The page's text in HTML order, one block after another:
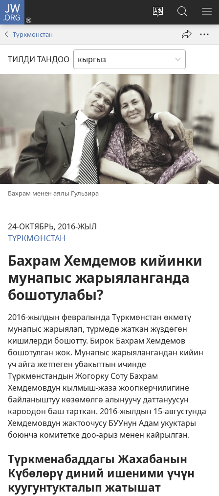
JW.ORG
Башка
тандоо
Кирүү
(жаңы
JW.ORG
сайтынан
издөө
Түркмөнстан
ТИЛДИ ТАНДОО
Бахрам менен аялы Гульзира
24-ОКТЯБРЬ, 2016-ЖЫЛ
ТҮРКМӨНСТАН
Бахрам Хемдемов кийинки
мунапыс жарыяланганда
бошотулабы?
2016-жылдын февралында Түркмөнстан өкмөтү
мунапыс жарыялап, түрмөдө жаткан жүздөгөн
кишилерди бошотту. Бирок Бахрам Хемдемов
бошотулган жок. Мунапыс жарыялангандан кийин
үч айга жетпеген убакыттын ичинде
Түркмөнстандын Жогорку Соту Бахрам
Хемдемовдун кылмыш-жаза жоопкерчилигине
байланыштуу көзөмөлгө алынуучудаттануусун
кароодон баш тарткан. 2016-жылдын 15-августунда
Хемдемовдун жактоочусу БУУнун Адам укуктары
боюнча комитетке доо-арыз менен кайрылган.
Түркменабаддагы Жахабанын
Күбөлөрү диний ишеними үчүн
куугунтукталып жатышат